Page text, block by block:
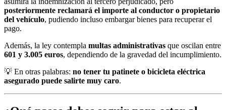
posteriormente reclamará el importe al conductor o propietario
del vehículo, pudiendo incluso embargar bienes para recuperar el
pago.
Además, la ley contempla multas administrativas que oscilan entre
601 y 3.005 euros, dependiendo de la gravedad del incumplimiento.
💡 En otras palabras: no tener tu patinete o bicicleta eléctrica
asegurado puede salirte muy caro.